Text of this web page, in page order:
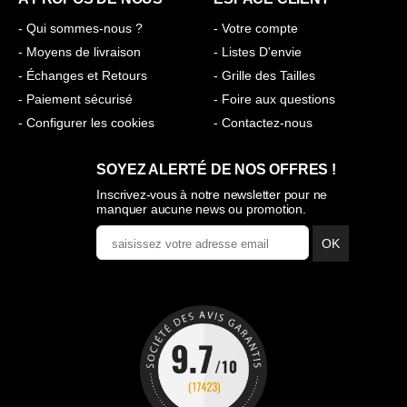
- Qui sommes-nous ?
- Moyens de livraison
- Échanges et Retours
- Paiement sécurisé
- Configurer les cookies
- Votre compte
- Listes D'envie
- Grille des Tailles
- Foire aux questions
- Contactez-nous
SOYEZ ALERTÉ DE NOS OFFRES !
Inscrivez-vous à notre newsletter pour ne
manquer aucune news ou promotion.
OK